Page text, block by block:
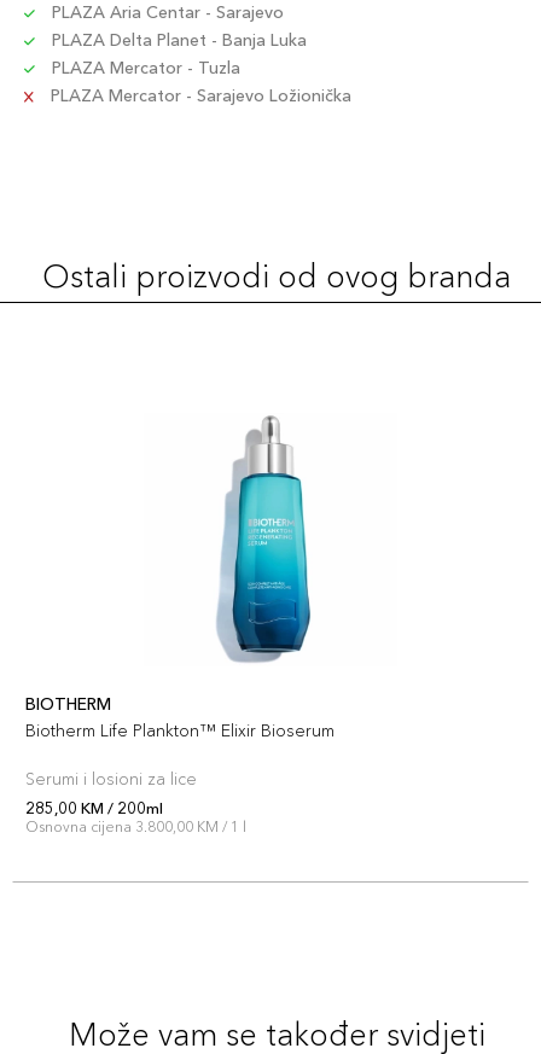
PLAZA Aria Centar - Sarajevo
PLAZA Delta Planet - Banja Luka
PLAZA Mercator - Tuzla
PLAZA Mercator - Sarajevo Ložionička
Ostali proizvodi od ovog branda
BIOTHERM
Biotherm Life Plankton™ Elixir Bioserum
Serumi i losioni za lice
285,00 KM / 200ml
Osnovna cijena 3.800,00 KM / 1 l
Može vam se također svidjeti